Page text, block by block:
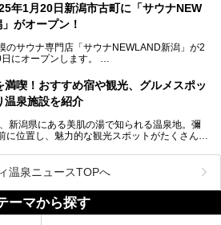
として「温浴」は頻繁に体験していますが、
果たしてどんな体験なのでしょう？とても気に
た温泉は日帰り入浴もできる秘湯「越後田中温
です。こちらについても詳しく紹介します。
社団法人 雪国観光舎【PR】
年1月20日新潟市古町に「サウナNEW
がオープン！
のサウナ専門店「サウナNEWLAND新潟」が2
にオープンします。
と賑わいを取り戻し、新たなランドマークとし
を目指します。
ーマは「海賊船」‥⁉ ユニークなサウナ室を
満喫！おすすめ宿や観光、グルメスポッ
温泉施設を紹介
新潟県にある美肌の湯で知られる温泉地。彌
に位置し、魅力的な観光スポットがたくさんあ
、弥彦温泉の宿泊に最適なおすすめ宿や、日帰
メスポット、弥彦の自然を堪能できる観光スポ
します。初めての弥彦温泉旅行を計画している
弥彦温泉の魅力を存分にお伝えしますので、ぜ
みてくださいね！
温泉ニュースTOPへ
ーマから探す